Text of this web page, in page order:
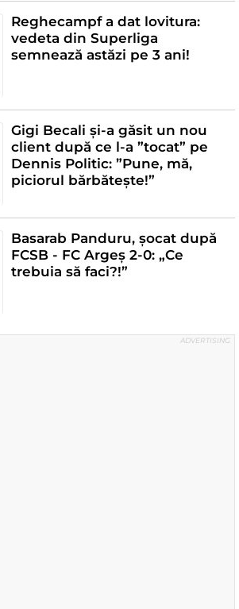
Reghecampf a dat lovitura:
vedeta din Superliga
semnează astăzi pe 3 ani!
Gigi Becali și-a găsit un nou
client după ce l-a ”tocat” pe
Dennis Politic: ”Pune, mă,
piciorul bărbătește!”
Basarab Panduru, șocat după
FCSB - FC Argeș 2-0: „Ce
trebuia să faci?!”